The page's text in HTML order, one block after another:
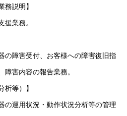
務説明】
援業務。
の障害受付、お客様への障害復旧指
害内容の報告業務。
析等）】
の運用状況・動作状況分析等の管理